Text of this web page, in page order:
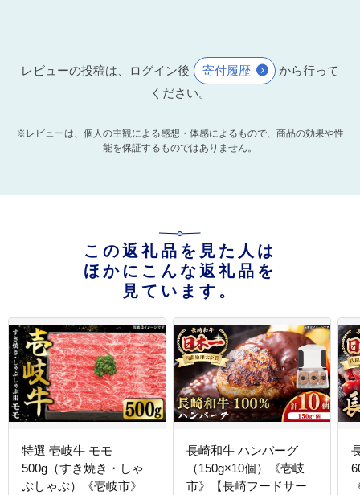
レビューの投稿は、ログイン後 寄付履歴
から行って
ください。
※レビューは、個人の主観による感想・体感によるもので、商品の効果や性
能を保証するものではありません。
この返礼品を見た人は
ほかにこんな返礼品を
見ています。
特選 壱岐牛 モモ
500g（すき焼き・しゃ
ぶしゃぶ）《壱岐市》
長崎和牛 ハンバーグ
（150g×10個）《壱岐
市》【長崎フードサー